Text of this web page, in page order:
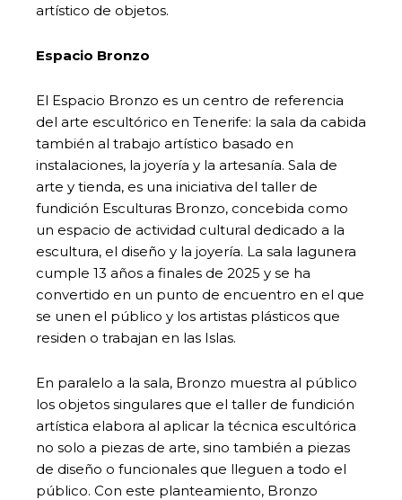
artístico de objetos.
Espacio Bronzo
El Espacio Bronzo es un centro de referencia
del arte escultórico en Tenerife: la sala da cabida
también al trabajo artístico basado en
instalaciones, la joyería y la artesanía. Sala de
arte y tienda, es una iniciativa del taller de
fundición Esculturas Bronzo, concebida como
un espacio de actividad cultural dedicado a la
escultura, el diseño y la joyería. La sala lagunera
cumple 13 años a finales de 2025 y se ha
convertido en un punto de encuentro en el que
se unen el público y los artistas plásticos que
residen o trabajan en las Islas.
En paralelo a la sala, Bronzo muestra al público
los objetos singulares que el taller de fundición
artística elabora al aplicar la técnica escultórica
no solo a piezas de arte, sino también a piezas
de diseño o funcionales que lleguen a todo el
público. Con este planteamiento, Bronzo